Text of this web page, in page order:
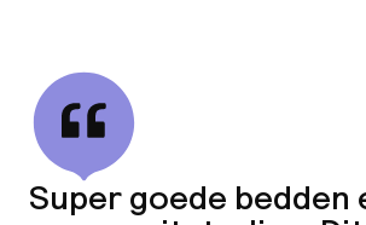
Super goede bedden